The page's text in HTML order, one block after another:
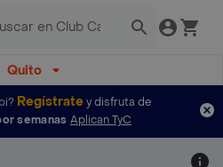
Quito
Regístratey disfruta de
semanas Aplican TyC